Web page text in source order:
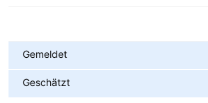
Gemeldet
Geschätzt